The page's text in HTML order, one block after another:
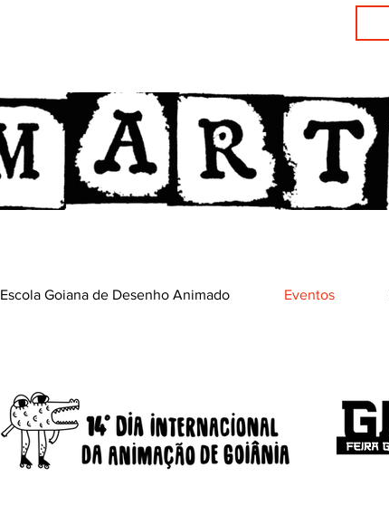
Escola Goiana de Desenho Animado Eventos